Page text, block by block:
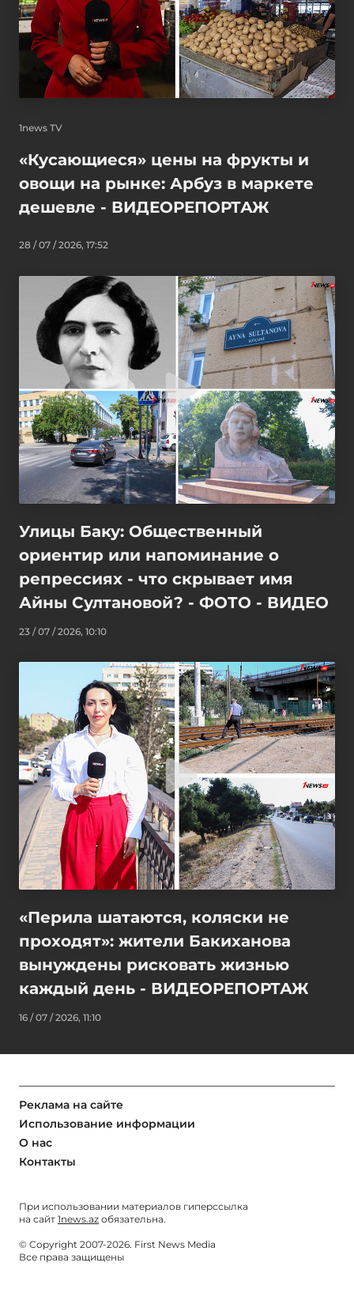
1news TV
«Кусающиеся» цены на фрукты и
овощи на рынке: Арбуз в маркете
дешевле - ВИДЕОРЕПОРТАЖ
28 / 07 / 2026, 17:52
Улицы Баку: Общественный
ориентир или напоминание о
репрессиях - что скрывает имя
Айны Султановой? - ФОТО - ВИДЕО
23 / 07 / 2026, 10:10
«Перила шатаются, коляски не
проходят»: жители Бакиханова
вынуждены рисковать жизнью
каждый день - ВИДЕОРЕПОРТАЖ
16 / 07 / 2026, 11:10
Реклама на сайте
Использование информации
О нас
Контакты
При использовании материалов гиперссылка
на сайт 1news.az обязательна.
© Copyright 2007-2026. First News Media
Все права защищены